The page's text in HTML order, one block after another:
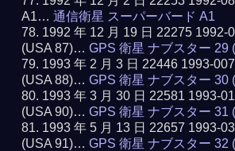
A1…通信衛星 スーパーバード A1
1992 年 12 月 19 日 22275 1992-
(USA 87)…GPS 衛星 ナブスター 29
1993 年 2 月 3 日 22446 1993-
(USA 88)…GPS 衛星 ナブスター 30
1993 年 3 月 30 日 22581 1993-
(USA 90)…GPS 衛星 ナブスター 31
1993 年 5 月 13 日 22657 1993-
(USA 91)…GPS 衛星 ナブスター 32